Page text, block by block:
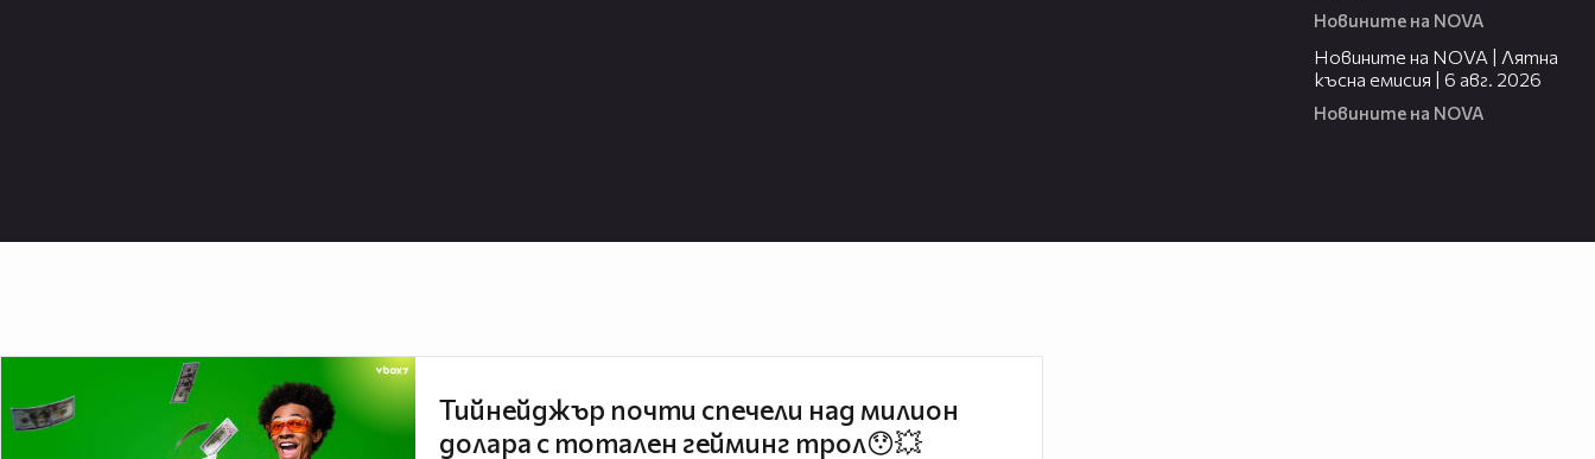
Новините на NOVA
Новините на NOVA | Лятна
късна емисия | 6 авг. 2026
Новините на NOVA
Тийнейджър почти спечели над милион
долара с тотален гейминг трол😯💥